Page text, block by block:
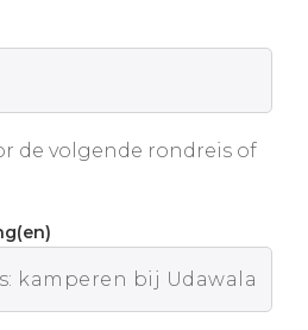
de volgende rondreis of